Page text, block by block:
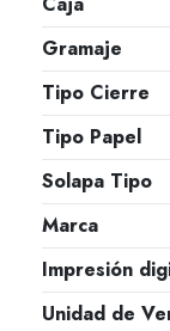
Gramaje
Tipo Cierre
Tipo Papel
Solapa Tipo
Marca
Impresión
Unidad de